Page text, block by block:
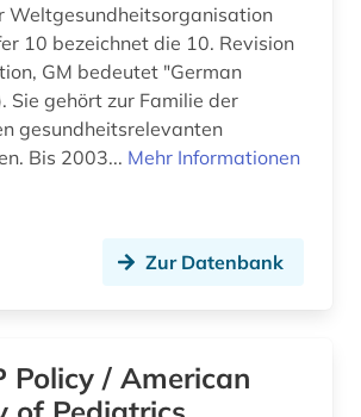
bautechnik (1)
behringwerke (1)
berufskrankheit (1)
beschränkung (1)
Weltgesundheitsorganisation
10 bezeichnet die 10. Revision
GM bedeutet "German
Sie gehört zur Familie der
gesundheitsrelevanten
Bis 2003... Mehr Informationen
Zur Datenbank
Policy / American